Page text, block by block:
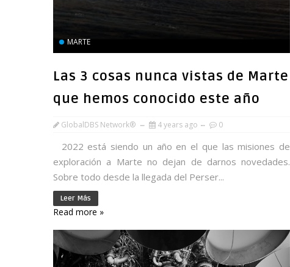
MARTE
Las 3 cosas nunca vistas de Marte
que hemos conocido este año
GlobalDBS Network® 4 years ago 0
2022 está siendo un año en el que las misiones de
exploración a Marte no dejan de darnos novedades.
Sobre todo desde la llegada del Perser...
Leer Más
Read more »